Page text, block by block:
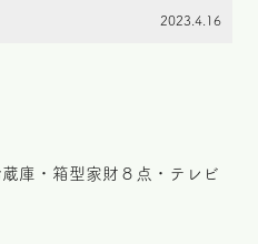
2023.4.16
庫・箱型家財８点・テレビ